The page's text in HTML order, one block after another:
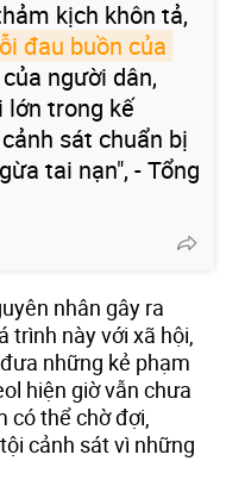
kịch khôn tả,
đau buồn của
người dân,
lớn trong kế
sát chuẩn bị
tai nạn", - Tổng
nhân gây ra
trình này với xã hội,
những kẻ phạm
hiện giờ vẫn chưa
có thể chờ đợi,
cảnh sát vì những